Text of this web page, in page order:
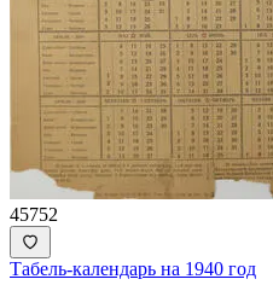
45752
Табель-календарь на 1940 год